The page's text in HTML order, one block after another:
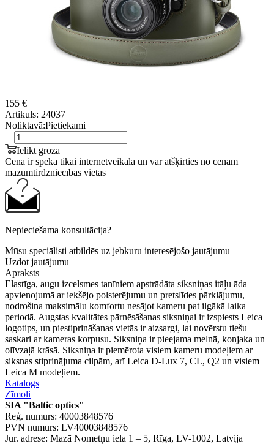
155 €
Artikuls: 24037
Noliktavā:Pietiekami
Ielikt grozā
Cena ir spēkā tikai internetveikalā un var atšķirties no cenām
mazumtirdzniecības vietās
Nepieciešama konsultācija?
Mūsu speciālisti atbildēs uz jebkuru interesējošo jautājumu
Uzdot jautājumu
Apraksts
Elastīga, augu izcelsmes tanīniem apstrādāta siksniņas itāļu āda –
apvienojumā ar iekšējo polsterējumu un pretslīdes pārklājumu,
nodrošina maksimālu komfortu nesājot kameru pat ilgākā laika
periodā. Augstas kvalitātes pārnēsāšanas siksniņai ir izspiests Leica
logotips, un piestiprināšanas vietās ir aizsargi, lai novērstu tiešu
saskari ar kameras korpusu. Siksniņa ir pieejama melnā, konjaka un
olīvzaļā krāsā. Siksniņa ir piemērota visiem kameru modeļiem ar
siksnas stiprinājuma cilpām, arī Leica D-Lux 7, CL, Q2 un visiem
Leica M modeļiem.
Katalogs
Zīmoli
SIA "Baltic optics"
Reģ. numurs: 40003848576
PVN numurs: LV40003848576
Jur. adrese: Mazā Nometņu iela 1 – 5, Rīga, LV-1002, Latvija